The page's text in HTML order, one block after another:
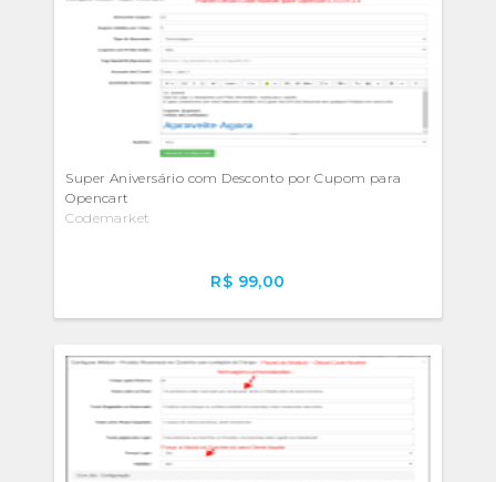
Super Aniversário com Desconto por Cupom para
Opencart
Codemarket
R$ 99,00